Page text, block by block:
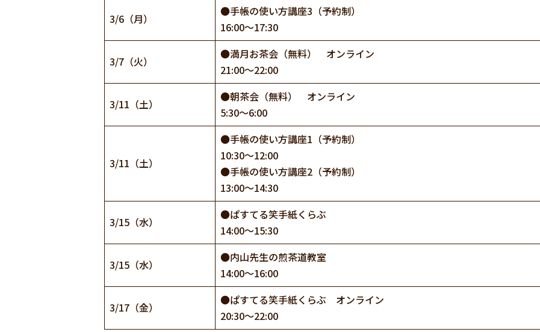
3/6（月）
●手帳の使い方講座3（予約制）
16:00～17:30
3/7（火）
●満月お茶会（無料） オンライン
21:00～22:00
3/11（土）
●朝茶会（無料） オンライン
5:30～6:00
3/11（土）
●手帳の使い方講座1（予約制）
10:30～12:00
●手帳の使い方講座2（予約制）
13:00～14:30
3/15（水）
●ぱすてる笑手紙くらぶ
14:00～15:30
3/15（水）
●内山先生の煎茶道教室
14:00～16:00
3/17（金）
●ぱすてる笑手紙くらぶ オンライン
20:30～22:00